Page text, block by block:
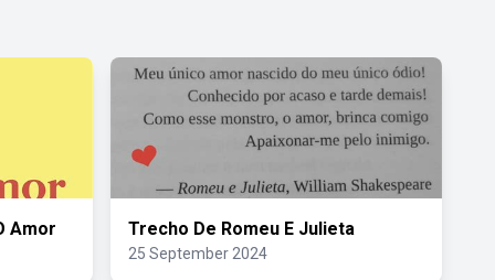
Amor Trecho De Romeu E Julieta
25 September 2024